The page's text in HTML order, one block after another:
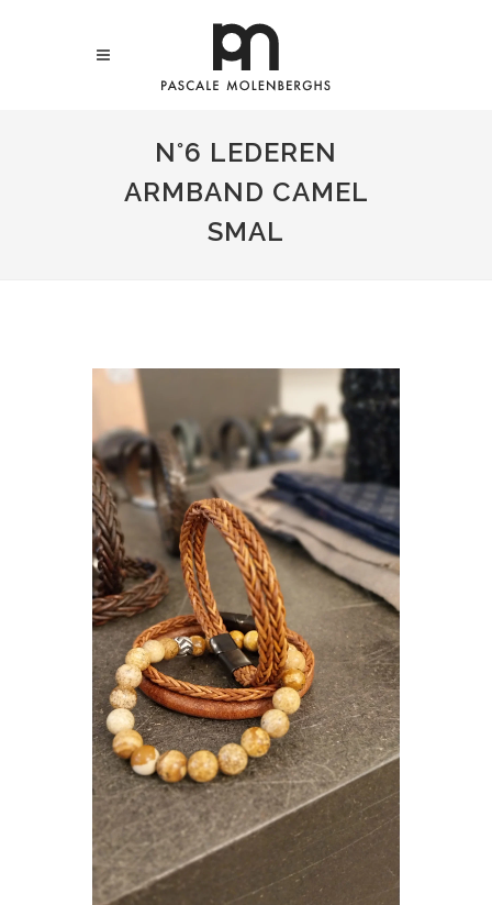
N°6 LEDEREN
ARMBAND CAMEL
SMAL